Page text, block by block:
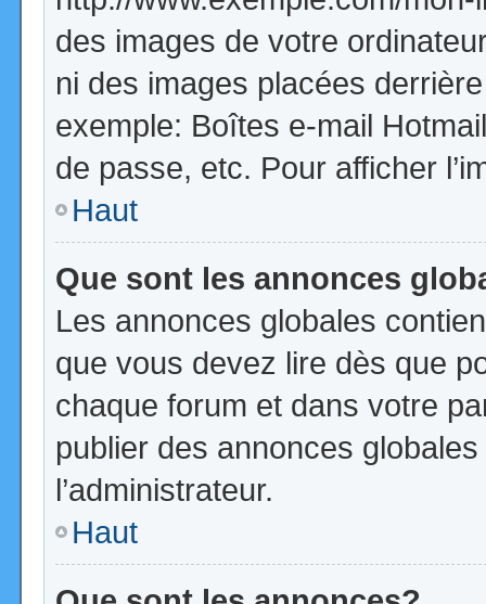
des images de votre
ni des images placées
exemple: Boîtes e-mail
de passe, etc. Pour afficher
Haut
Que sont les annonces
Les annonces globales
que vous devez lire dès que
chaque forum et dans votre
publier des annonces
l’administrateur.
Haut